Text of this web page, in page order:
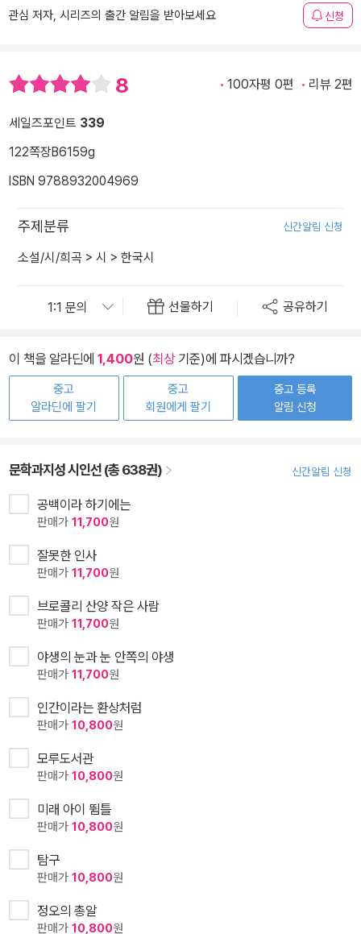
관심 저자, 시리즈의 출간 알림을 받아보세요 신청
8 100자평 0편 리뷰 2편
세일즈포인트 339
122쪽장B6159g
ISBN 9788932004969
주제분류 신간알림 신청
소설/시/희곡 > 시 > 한국시
선물하기 공유하기
이 책을 알라딘에 1,400원 (최상기준)에 파시겠습니까?
중고
알라딘에 팔기
중고
회원에게 팔기
중고 등록
알림 신청
문학과지성 시인선 (총 638권) 신간알림 신청
공백이라 하기에는
판매가 11,700원
잘못한 인사
판매가 11,700원
브로콜리 산양 작은 사람
판매가 11,700원
야생의 눈과 눈 안쪽의 야생
판매가 11,700원
인간이라는 환상처럼
판매가 10,800원
모루도서관
판매가 10,800원
미래 아이 뜀틀
판매가 10,800원
탐구
판매가 10,800원
정오의 총알
판매가 10,800원